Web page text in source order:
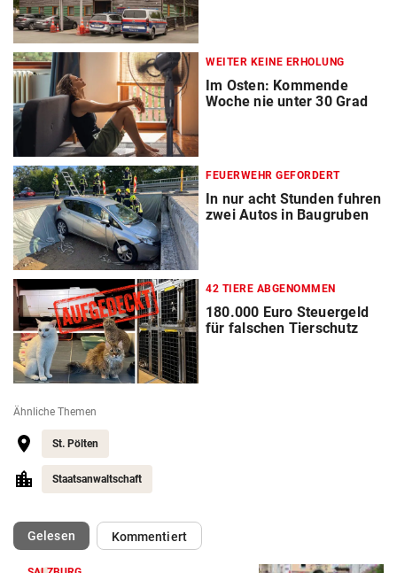
WEITER KEINE ERHOLUNG
Im Osten: Kommende
Woche nie unter 30 Grad
FEUERWEHR GEFORDERT
In nur acht Stunden fuhren
zwei Autos in Baugruben
42 TIERE ABGENOMMEN
180.000 Euro Steuergeld
für falschen Tierschutz
Ähnliche Themen
St. Pölten
Staatsanwaltschaft
Gelesen(ausgewählt)Kommentiert